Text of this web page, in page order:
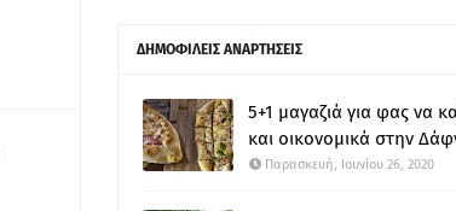
ΔΗΜΟΦΙΛΕΙΣ ΑΝΑΡΤΗΣΕΙΣ
5+1 μαγαζιά για φας να
και οικονομικά στην
Παρασκευή, Ιουνίου 26, 2020